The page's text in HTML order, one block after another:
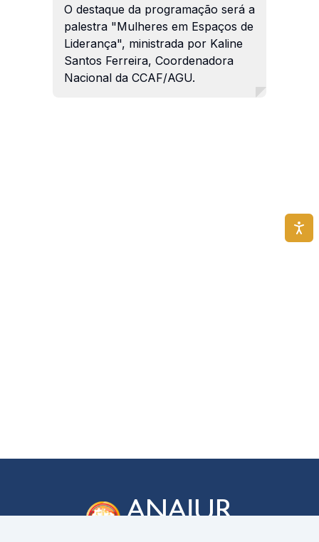
O destaque da programação será a
palestra "Mulheres em Espaços de
Liderança", ministrada por Kaline
Santos Ferreira, Coordenadora
Nacional da CCAF/AGU.
ANAJUR